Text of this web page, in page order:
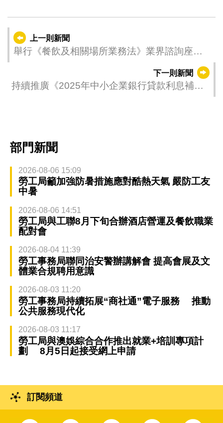
上一則新聞
舉行《餐飲及相關場所業務法》業界諮詢座談
下一則新聞
持續推廣《2025年中小企業銀行貸款利息補貼
部門新聞
2026-08-06 15:09
勞工局籲加強防暑措施應對酷熱天氣 嚴防工友
中暑
2026-08-06 14:51
勞工局與工聯8月下旬合辦酒店營運及餐飲職業
配對會
2026-08-04 11:39
勞工事務局聯同治安警辦講解會 提高會展及文
體業合規聘用意識
2026-08-03 11:20
勞工事務局持續拓展“商社通”電子服務 推動
公共服務現代化
2026-08-03 11:17
勞工局與澳娛綜合合作推出就業+培訓專項計
劃 8月5日起接受網上申請
訂閱頻道